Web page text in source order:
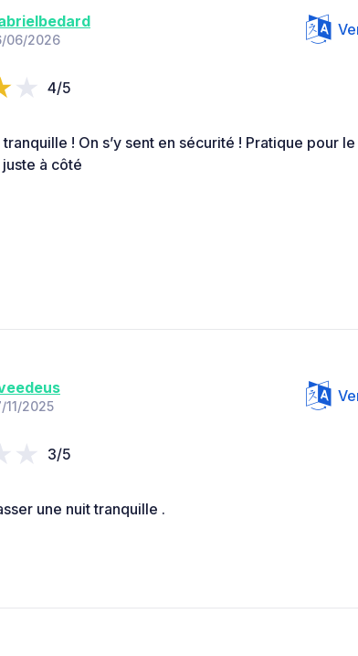
06/2026
4/5
! On s’y sent en sécurité ! Pratique pour le
à côté
11/2025
3/5
une nuit tranquille .